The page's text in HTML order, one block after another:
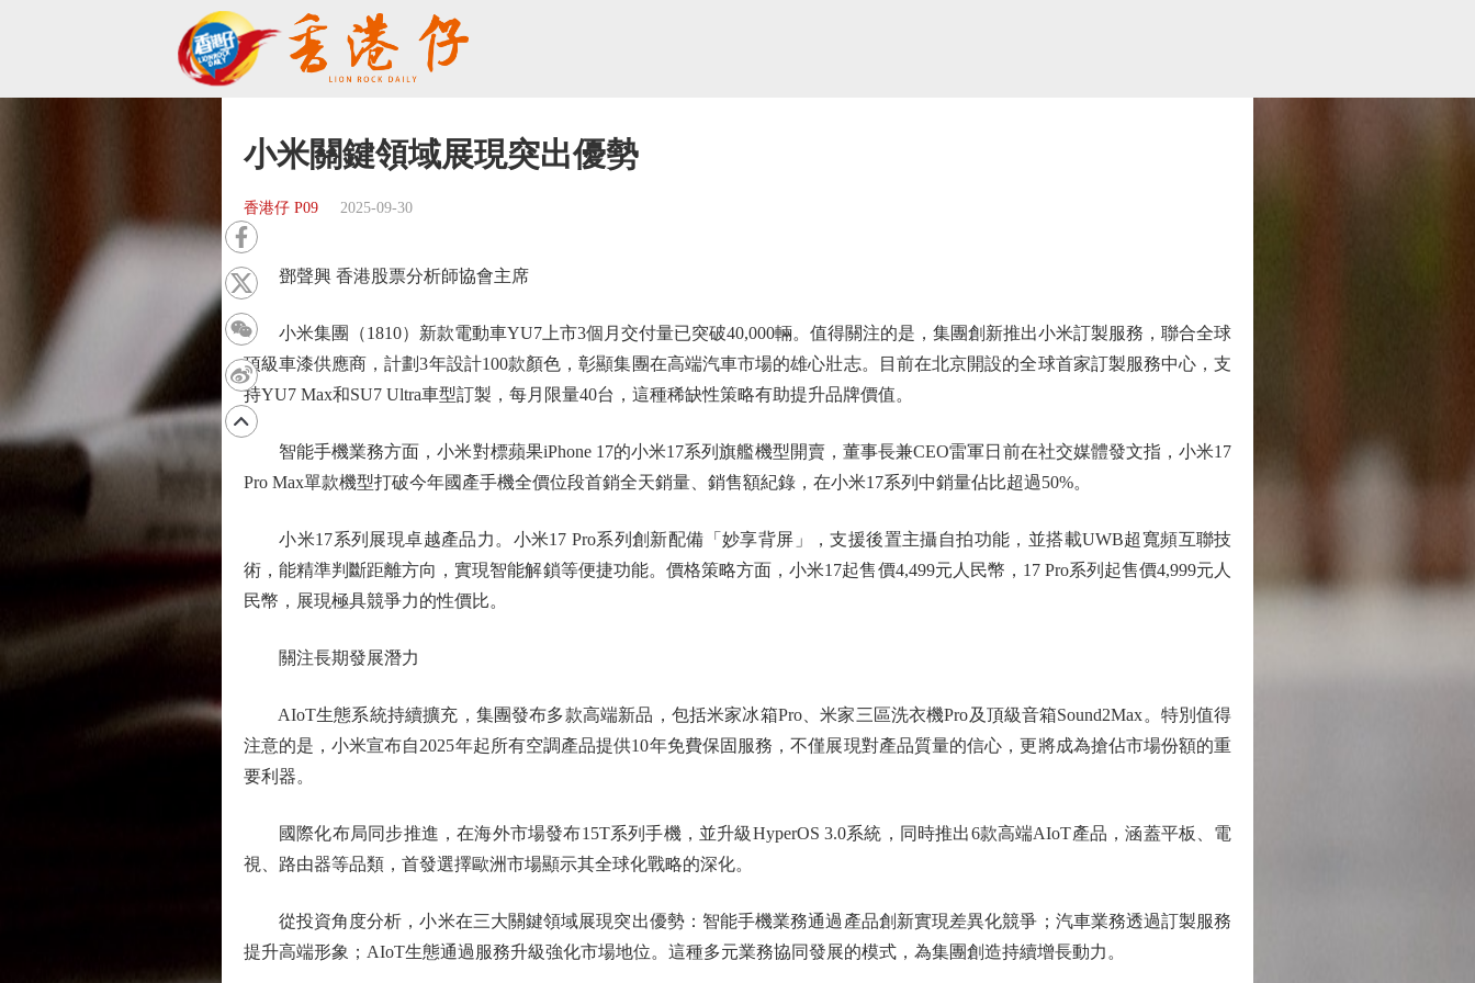
小米關鍵領域展現突出優勢
香港仔 P09 2025-09-30
鄧聲興 香港股票分析師協會主席
小米集團（1810）新款電動車YU7上市3個月交付量已突破40,000輛。值得關注的是，集團創新推出小米訂製服務，聯合全球
頂級車漆供應商，計劃3年設計100款顏色，彰顯集團在高端汽車市場的雄心壯志。目前在北京開設的全球首家訂製服務中心，支
持YU7 Max和SU7 Ultra車型訂製，每月限量40台，這種稀缺性策略有助提升品牌價值。
智能手機業務方面，小米對標蘋果iPhone 17的小米17系列旗艦機型開賣，董事長兼CEO雷軍日前在社交媒體發文指，小米17
Pro Max單款機型打破今年國產手機全價位段首銷全天銷量、銷售額紀錄，在小米17系列中銷量佔比超過50%。
小米17系列展現卓越產品力。小米17 Pro系列創新配備「妙享背屏」，支援後置主攝自拍功能，並搭載UWB超寬頻互聯技
術，能精準判斷距離方向，實現智能解鎖等便捷功能。價格策略方面，小米17起售價4,499元人民幣，17 Pro系列起售價4,999元人
民幣，展現極具競爭力的性價比。
關注長期發展潛力
AIoT生態系統持續擴充，集團發布多款高端新品，包括米家冰箱Pro、米家三區洗衣機Pro及頂級音箱Sound2Max。特別值得
注意的是，小米宣布自2025年起所有空調產品提供10年免費保固服務，不僅展現對產品質量的信心，更將成為搶佔市場份額的重
要利器。
國際化布局同步推進，在海外市場發布15T系列手機，並升級HyperOS 3.0系統，同時推出6款高端AIoT產品，涵蓋平板、電
視、路由器等品類，首發選擇歐洲市場顯示其全球化戰略的深化。
從投資角度分析，小米在三大關鍵領域展現突出優勢：智能手機業務通過產品創新實現差異化競爭；汽車業務透過訂製服務
提升高端形象；AIoT生態通過服務升級強化市場地位。這種多元業務協同發展的模式，為集團創造持續增長動力。